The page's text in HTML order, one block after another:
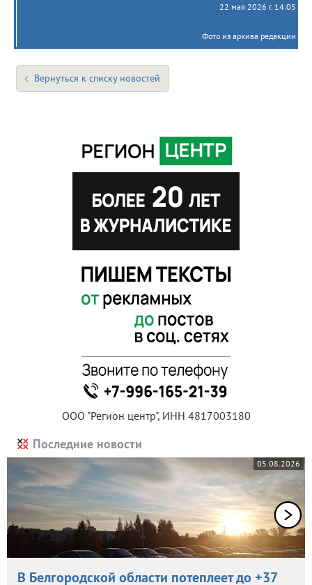
22 мая 2026 г. 14:05
Фото из архива редакции
Вернуться к списку новостей
ООО "Регион центр", ИНН 4817003180
Последние новости
05.08.2026
В Белгородской области потеплеет до +37